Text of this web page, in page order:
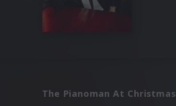
The Pianoman At Christmas